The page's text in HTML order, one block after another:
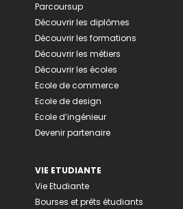
Parcoursup
Découvrir les diplômes
Découvrir les formations
Découvrir les métiers
Découvrir les écoles
Ecole de commerce
Ecole de design
Ecole d’ingénieur
Devenir partenaire
VIE ETUDIANTE
Vie Etudiante
Bourses et prêts étudiants